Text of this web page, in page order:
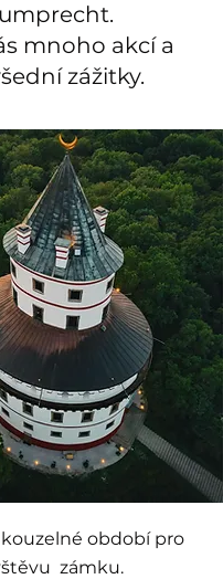
mnoho akcí a
zážitky.
období pro
zámku.